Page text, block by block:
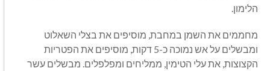
הלימון.
מחממים את השמן במחבת, מוסיפים את בצלי השאלוט
ומבשלים על אש נמוכה כ-5 דקות, מוסיפים את הפטריות
הקצוצות, את עלי הטימין, ממליחים ומפלפלים. מבשלים עשר